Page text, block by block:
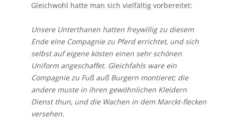
Gleichwohl hatte man sich vielfältig vorbereitet:
Unsere Unterthanen hatten freywillig zu diesem
Ende eine Compagnie zu Pferd errichtet, und sich
selbst auf eigene kösten einen sehr schönen
Uniform angeschaffet. Gleichfahls ware ein
Compagnie zu Fuß auß Burgern montieret; die
andere muste in ihren gewöhnlichen Kleidern
Dienst thun, und die Wachen in dem Marckt-flecken
versehen.